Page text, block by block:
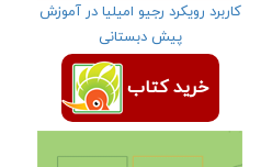
کاربرد رویکرد رجیو امیلیا در آموزش
پیش دبستانی
خرید کتاب